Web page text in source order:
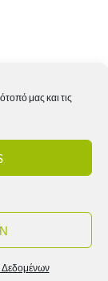
μας και τις